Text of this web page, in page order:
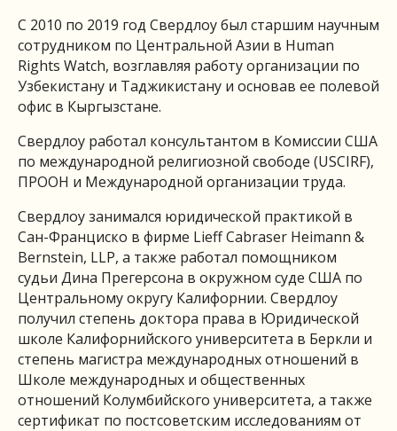
С 2010 по 2019 год Свердлоу был старшим научным
сотрудником по Центральной Азии в Human
Rights Watch, возглавляя работу организации по
Узбекистану и Таджикистану и основав ее полевой
офис в Кыргызстане.
Свердлоу работал консультантом в Комиссии США
по международной религиозной свободе (USCIRF),
ПРООН и Международной организации труда.
Свердлоу занимался юридической практикой в ​​
Сан-Франциско в фирме Lieff Cabraser Heimann &
Bernstein, LLP, а также работал помощником
судьи Дина Прегерсона в окружном суде США по
Центральному округу Калифорнии. Свердлоу
получил степень доктора права в Юридической
школе Калифорнийского университета в Беркли и
степень магистра международных отношений в
Школе международных и общественных
отношений Колумбийского университета, а также
сертификат по постсоветским исследованиям от